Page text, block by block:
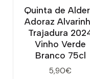
Quinta de
Adoraz
Trajadura
Vinho Verde
Branco 75cl
5,90€